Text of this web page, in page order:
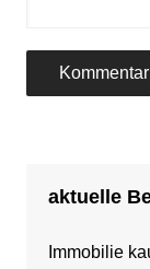
aktuelle
Immobilie